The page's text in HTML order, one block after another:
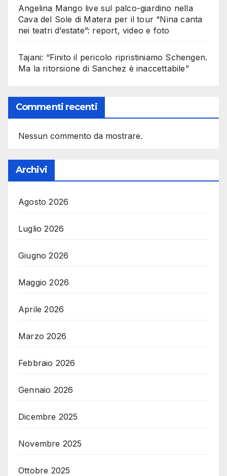
Angelina Mango live sul palco-giardino nella
Cava del Sole di Matera per il tour “Nina canta
nei teatri d’estate”: report, video e foto
Tajani: “Finito il pericolo ripristiniamo Schengen.
Ma la ritorsione di Sanchez è inaccettabile”
Commenti recenti
Nessun commento da mostrare.
Archivi
Agosto 2026
Luglio 2026
Giugno 2026
Maggio 2026
Aprile 2026
Marzo 2026
Febbraio 2026
Gennaio 2026
Dicembre 2025
Novembre 2025
Ottobre 2025